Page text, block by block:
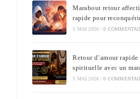
Marabout retour
rapide pour
3 MAI 2026 / 0
Retour d’amour
spirituelle avec un
3 MAI 2026 / 0